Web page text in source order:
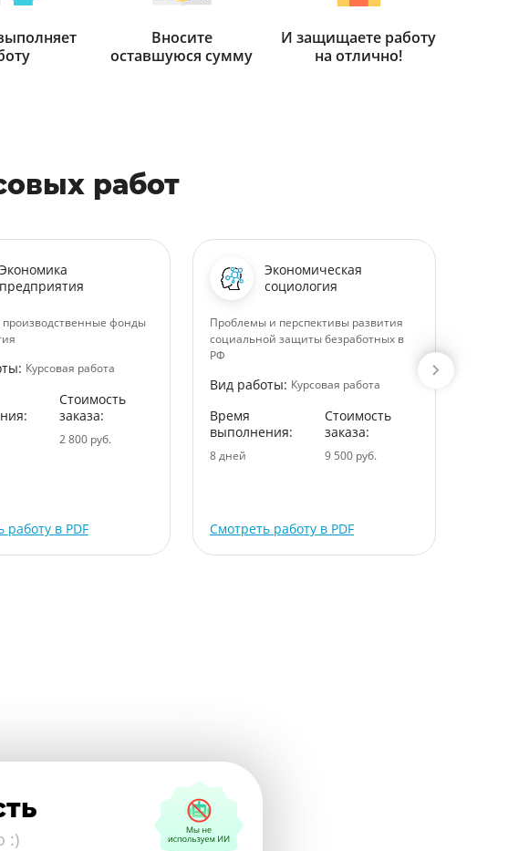
Вносите
оставшуюся сумму
И защищаете работу
на отлично!
работ
Экономика
предприятия
фонды
Курсовая работа
Стоимость
заказа:
2 800 руб.
работу в PDF
Экономическая
социология
Проблемы и перспективы развития
социальной защиты безработных в
РФ
Вид работы: Курсовая работа
Время
выполнения:
8 дней
Стоимость
заказа:
9 500 руб.
Смотреть работу в PDF
:)